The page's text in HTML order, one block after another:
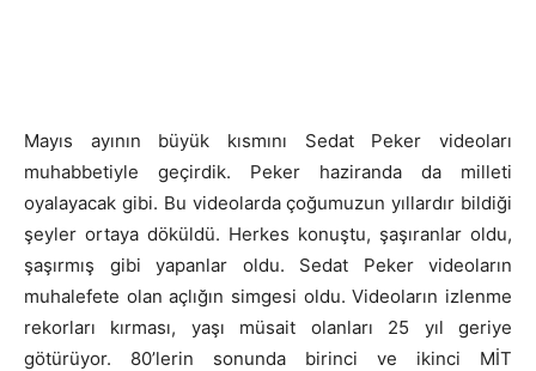
Mayıs ayının büyük kısmını Sedat Peker videoları
muhabbetiyle geçirdik. Peker haziranda da milleti
oyalayacak gibi. Bu videolarda çoğumuzun yıllardır bildiği
şeyler ortaya döküldü. Herkes konuştu, şaşıranlar oldu,
şaşırmış gibi yapanlar oldu. Sedat Peker videoların
muhalefete olan açlığın simgesi oldu. Videoların izlenme
rekorları kırması, yaşı müsait olanları 25 yıl geriye
götürüyor. 80’lerin sonunda birinci ve ikinci MİT